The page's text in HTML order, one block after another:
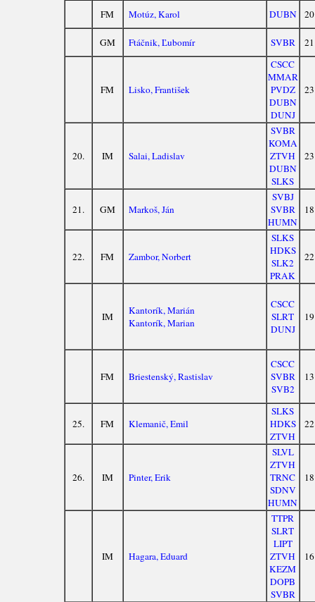
FM Motúz, Karol DUBN 20
GM Ftáčnik, Ľubomír SVBR 21
FM Lisko, František
CSCC
MMAR
PVDZ
DUBN
DUNJ
23
20. IM Salai, Ladislav
SVBR
KOMA
ZTVH
DUBN
SLKS
23
21. GM Markoš, Ján
SVBJ
SVBR
HUMN
18
22. FM Zambor, Norbert
SLKS
HDKS
SLK2
PRAK
22
IM
Kantorík, Marián
Kantorík, Marian
CSCC
SLRT
DUNJ
19
FM Briestenský, Rastislav
CSCC
SVBR
SVB2
13
25. FM Klemanič, Emil
SLKS
HDKS
ZTVH
22
26. IM Pinter, Erik
SLVL
ZTVH
TRNC
SDNV
HUMN
18
IM Hagara, Eduard
TTPR
SLRT
LIPT
ZTVH
KEZM
DOPB
SVBR
16